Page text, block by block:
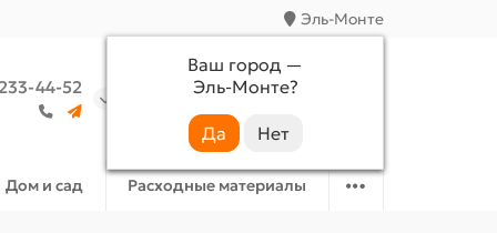
Эль-Монте
Ваш город —
Эль-Монте?
44-52
Аккаунт Избранное
Дом и сад Расходные материалы